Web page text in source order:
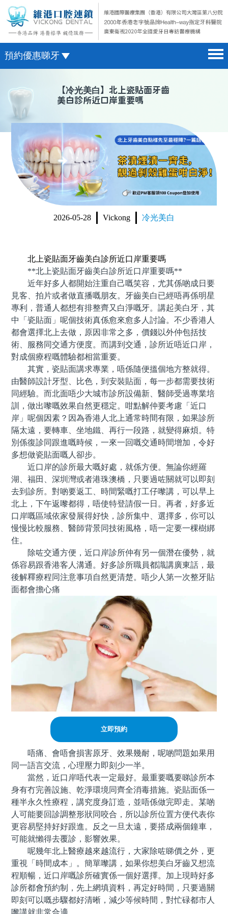
預約優惠睇牙
醫院簡介 hospital introduction
醫生介紹 doctor introduction
醫療新聞 medical news
種植牙 dental implant
箍牙 orthodontics
收費標準 change standard
微信預約
WhatsApp預約
【冷光美白】北上瓷貼面牙齒
美白診所近口岸重要嗎
2026-05-28 Vickong 冷光美白
北上瓷貼面牙齒美白診所近口岸重要嗎
**北上瓷貼面牙齒美白診所近口岸重要嗎**
近年好多人都開始注重自己嘅笑容，尤其係啲成日要
見客、拍片或者做直播嘅朋友。牙齒美白已經唔再係明星
專利，普通人都想有排整齊又白淨嘅牙。講起美白牙，其
中「瓷貼面」呢個技術真係愈來愈多人討論。不少香港人
都會選擇北上去做，原因非常之多，價錢以外仲包括技
術、服務同交通方便度。而講到交通，診所近唔近口岸，
對成個療程嘅體驗都相當重要。
其實，瓷貼面講求專業，唔係隨便搵個地方整就得。
由醫師設計牙型、比色，到安裝貼面，每一步都需要技術
同經驗。而北面唔少大城市診所設備新、醫師受過專業培
訓，做出嚟嘅效果自然更穩定。咁點解仲要考慮「近口
岸」呢個因素？因為香港人北上通常時間有限，如果診所
隔太遠，要轉車、坐地鐵、再行一段路，就變得麻煩。特
別係復診同跟進嘅時候，一來一回嘅交通時間增加，令好
多想做瓷貼面嘅人卻步。
近口岸的診所最大嘅好處，就係方便。無論你經羅
湖、福田、深圳灣或者港珠澳橋，只要過咗關就可以即刻
去到診所。對啲要返工、時間緊嘅打工仔嚟講，可以早上
北上，下午返嚟都得，唔使特登請假一日。再者，好多近
口岸嘅區域依家發展得好快，診所集中、選擇多，你可以
慢慢比較服務、醫師背景同技術風格，唔一定要一棵樹綁
住。
除咗交通方便，近口岸診所仲有另一個潛在優勢，就
係容易跟香港客人溝通。好多診所職員都識講廣東話，最
後解釋療程同注意事項自然更清楚。唔少人第一次整牙貼
面都會擔心痛
立即預約
唔痛、會唔會損害原牙、效果幾耐，呢啲問題如果用
同一語言交流，心理壓力即刻少一半。
當然，近口岸唔代表一定最好。最重要嘅要睇診所本
身有冇完善設施、乾淨環境同齊全消毒措施。瓷貼面係一
種半永久性療程，講究度身訂造，並唔係做完即走。某啲
人可能要回診調整形狀同咬合，所以診所位置方便代表你
更容易堅持好好跟進。反之一旦太遠，要搭成兩個鐘車，
可能就懶得去覆診，影響效果。
呢幾年北上醫療越來越流行，大家除咗睇價之外，更
重視「時間成本」。簡單嚟講，如果你想美白牙齒又想流
程順暢，近口岸嘅診所確實係一個好選擇。加上現時好多
診所都會預約制，先上網填資料，再定好時間，只要過關
即刻可以嘅步驟都好清晰，減少等候時間，對忙碌都市人
嚟講就非常合適。